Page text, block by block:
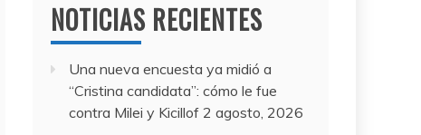
NOTICIAS RECIENTES
Una nueva encuesta ya midió a
“Cristina candidata”: cómo le fue
contra Milei y Kicillof 2 agosto, 2026